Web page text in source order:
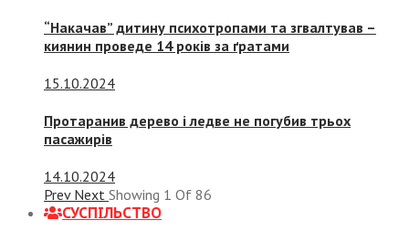
“Накачав” дитину психотропами та згвалтував –
киянин проведе 14 років за ґратами
15.10.2024
Протаранив дерево і ледве не погубив трьох
пасажирів
14.10.2024
Prev Next Showing 1 Of 86
СУСПIЛЬСТВО